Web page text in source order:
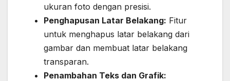
ukuran foto dengan presisi.
Penghapusan Latar Belakang: Fitur
untuk menghapus latar belakang dari
gambar dan membuat latar belakang
transparan.
Penambahan Teks dan Grafik: